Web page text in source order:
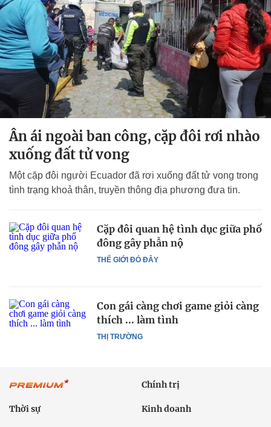
Ân ái ngoài ban công, cặp đôi rơi nhào
xuống đất tử vong
Một cặp đôi người Ecuador đã rơi xuống đất tử vong trong
tình trạng khoả thân, truyền thông địa phương đưa tin.
THẾ GIỚI ĐÓ ĐÂY
Cặp đôi quan hệ tình dục giữa phố
đông gây phẫn nộ
THỊ TRƯỜNG
Con gái càng chơi game giỏi càng
thích ... làm tình
Chính trị
Thời sự Kinh doanh